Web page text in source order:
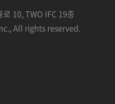
로 10, TWO IFC 19층
All rights reserved.